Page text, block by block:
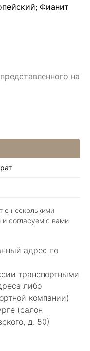
Фианит
на
с несколькими
согласуем с вами
адрес по
транспортными
либо
компании)
(салон
д. 50)
не
не похожие
очень